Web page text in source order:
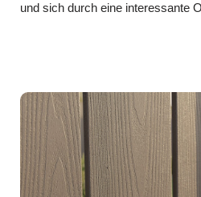
und sich durch eine interessante